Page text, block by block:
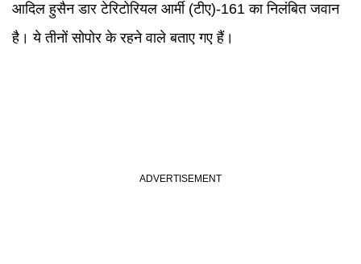
आदिल हुसैन डार टेरिटोरियल आर्मी (टीए)-161 का निलंबित जवान
है। ये तीनों सोपोर के रहने वाले बताए गए हैं।